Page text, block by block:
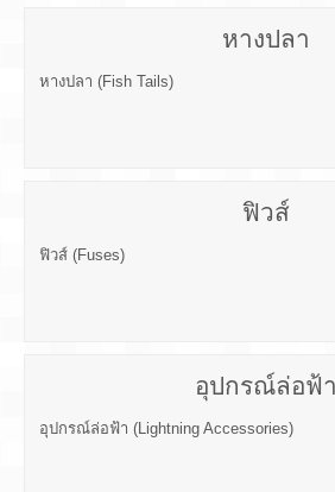
หางปลา
หางปลา (Fish Tails)
ฟิวส์
ฟิวส์ (Fuses)
อุปกรณ์ล่อฟ้า
อุปกรณ์ล่อฟ้า (Lightning Accessories)